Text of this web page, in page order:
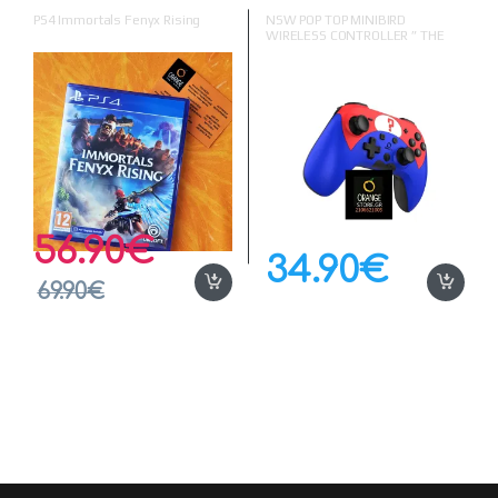
PS4 Immortals Fenyx Rising
56.90€
69.90€
NSW POP TOP MINIBIRD
WIRELESS CONTROLLER ” THE
34.90€